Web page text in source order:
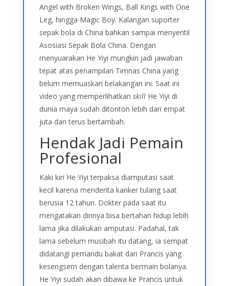
Angel with Broken Wings, Ball Kings with One
Leg, hingga Magic Boy. Kalangan suporter
sepak bola di China bahkan sampai menyentil
Asosiasi Sepak Bola China. Dengan
menyuarakan He Yiyi mungkin jadi jawaban
tepat atas penampilan Timnas China yang
belum memuaskan belakangan ini. Saat ini
video yang memperlihatkan skillHe Yiyi di
dunia maya sudah ditonton lebih dari empat
juta dan terus bertambah.
Hendak Jadi Pemain
Profesional
Kaki kiri He Yiyi terpaksa diamputasi saat
kecil karena menderita kanker tulang saat
berusia 12 tahun. Dokter pada saat itu
mengatakan dirinya bisa bertahan hidup lebih
lama jika dilakukan amputasi. Padahal, tak
lama sebelum musibah itu datang, ia sempat
didatangi pemandu bakat dari Prancis yang
kesengsem dengan talenta bermain bolanya.
He Yiyi sudah akan dibawa ke Prancis untuk